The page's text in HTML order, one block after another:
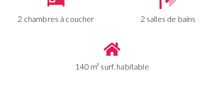
2 chambres à coucher 2 salles de bains
140 m² surf. habitable